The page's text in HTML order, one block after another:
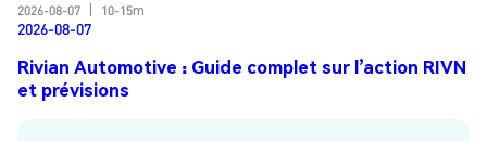
2026-08-07
10-15m
2026-08-07
Rivian Automotive : Guide complet sur l’action RIVN
et prévisions